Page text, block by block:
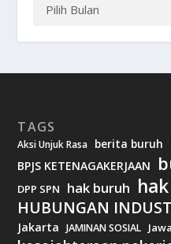
TAGS
Aksi Unjuk Rasa berita buruh
BPJS KETENAGAKERJAAN
DPP SPN hak buruh
HUBUNGAN
Jakarta JAMINAN SOSIAL